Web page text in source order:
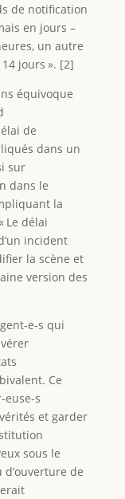
de notification
en jours –
un autre
jours ». [2]
équivoque
de
dans un
sur
dans le
la
Le délai
incident
la scène et
version des
e-s qui
Ce
euse-s
et garder
sous le
de